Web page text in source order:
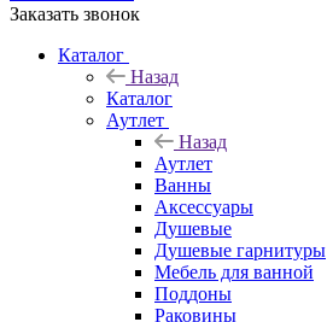
Заказать звонок
Каталог
Назад
Каталог
Аутлет
Назад
Аутлет
Ванны
Аксессуары
Душевые
Душевые гарнитуры
Мебель для ванной
Поддоны
Раковины